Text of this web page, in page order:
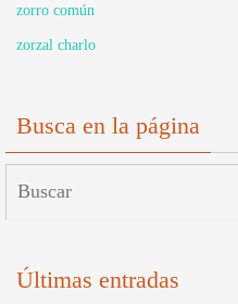
zorro común
zorzal charlo
Busca en la página
Últimas entradas